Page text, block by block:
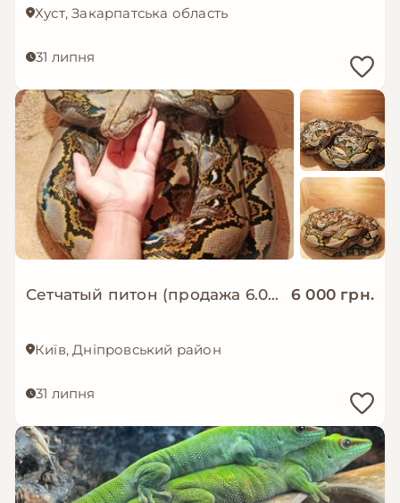
Хуст, Закарпатська область
31 липня
Сетчатый питон (продажа 6.000 гр. или обмен на тигрового) 6 000 грн.
Київ, Дніпровський район
31 липня